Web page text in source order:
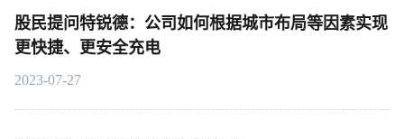
股民提问特锐德：公司如何根据城市布局等因素实现
更快捷、更安全充电
2023-07-27